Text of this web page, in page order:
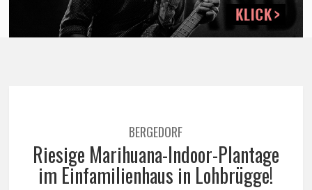
BERGEDORF
Riesige Marihuana-Indoor-Plantage
im Einfamilienhaus in Lohbrügge!